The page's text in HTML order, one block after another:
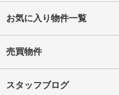
お気に入り物件一覧
売買物件
スタッフブログ